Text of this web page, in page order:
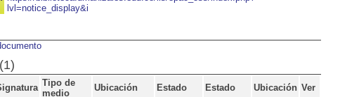
lvl=notice_display&i
Tipo de
medio
Ubicación Estado Estado Ubicación Ver